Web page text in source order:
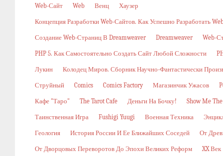
Web-Сайт Web Венц Хаузер
Концепция Разработки Web-Сайтов. Как Успешно Разработать
Создание Web-Страниц В Dreamweaver Dreamweaver Web-
PHP 5. Как Самостоятельно Создать Сайт Любой Сложности
Лукин Колодец Миров. Сборник Научно-Фантастически
Струйный Comics Comics Factory Магазинчик Ужасов
Кафе "Таро" The Tarot Cafe Деньги На Бочку! Show Me
Таинственная Игра Fushigi Yuugi Военная Техника
Геология История России И Ее Ближайших Соседей От
От Дворцовых Переворотов До Эпохи Великих Реформ XX Век